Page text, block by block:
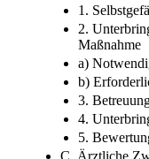
1.
2.
Maßnahme
a)
b)
3.
4.
5.
C. Ärztliche